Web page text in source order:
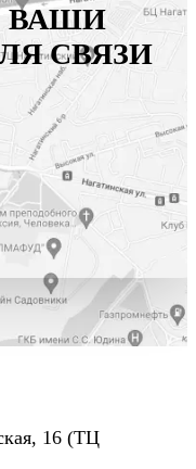
ВАШИ
СВЯЗИ
16 (ТЦ